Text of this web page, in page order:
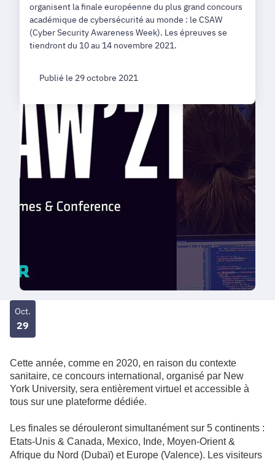
organisent la finale européenne du plus grand concours
académique de cybersécurité au monde : le CSAW
(Cyber Security Awareness Week). Les épreuves se
tiendront du 10 au 14 novembre 2021.
Publié le 29 octobre 2021
Oct.
29
Cette année, comme en 2020, en raison du contexte
sanitaire, ce concours international, organisé par New
York University, sera entièrement virtuel et accessible à
tous sur une plateforme dédiée.
Les finales se dérouleront simultanément sur 5 continents :
Etats-Unis & Canada, Mexico, Inde, Moyen-Orient &
Afrique du Nord (Dubaï) et Europe (Valence). Les visiteurs